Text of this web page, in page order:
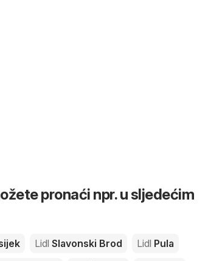
pronaći npr. u sljedećim
Lidl Slavonski Brod Lidl Pula